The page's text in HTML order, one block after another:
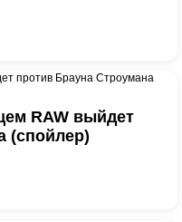
RAW выйдет
(спойлер)